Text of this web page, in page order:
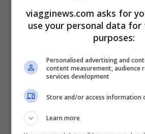
necessità, masi può uscire
un raggio di 10 km, senza
con l’autocertificazione.
lavoratori pubblici e
lavorare da casa, in
luoghi dove si lavora in
rafforzati i protocolli di
viagginews.com asks for
use your personal data
purposes:
Personalised advertising and
content measurement, audience
services development
Store and/or access information
Learn more